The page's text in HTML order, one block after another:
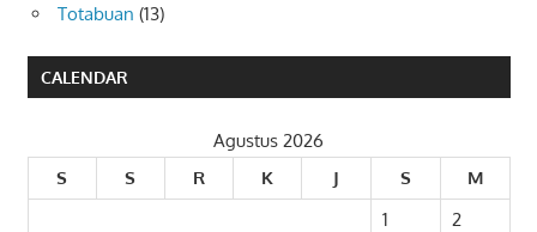
Totabuan (13)
CALENDAR
Agustus 2026
S
S R K J S
M
1
2